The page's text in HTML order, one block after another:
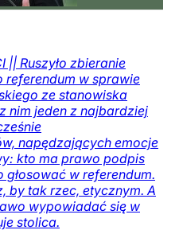
|| Ruszyło zbieranie
w sprawie
ze stanowiska
nim jeden z najbardziej
napędzających emocje
kto ma prawo podpis
w referendum.
by tak rzec, etycznym. A
wypowiadać się w
stolica.